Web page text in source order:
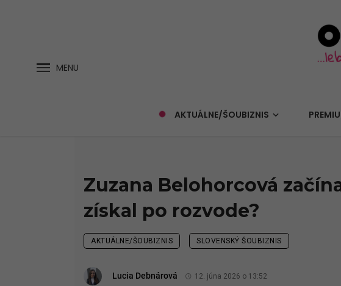
MENU
AKTUÁLNE/ŠOUBIZNIS
Zuzana Belohorcová
získal po rozvode?
AKTUÁLNE/ŠOUBIZNIS SLOVENSKÝ ŠOUBIZNIS
Lucia Debnárová 12. júna 2026 o 13:52